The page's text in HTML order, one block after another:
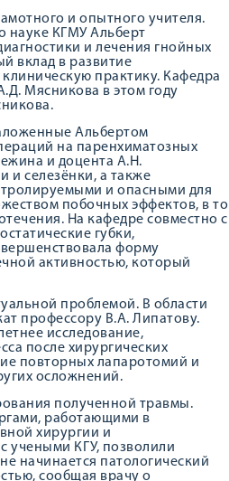
и опытного учителя.
науке КГМУ Альберт
и лечения гнойных
вклад в развитие
практику. Кафедра
Мясникова в этом году
Альбертом
на паренхиматозных
и доцента А.Н.
и селезёнки, а также
и опасными для
побочных эффектов, в то
На кафедре совместно с
губки,
форму
активностью, который
проблемой. В области
профессору В.А. Липатову.
исследование,
после хирургических
повторных лапаротомий и
осложнений.
полученной травмы.
работающими в
хирургии и
учеными КГУ, позволили
начинается патологический
сообщая врачу о